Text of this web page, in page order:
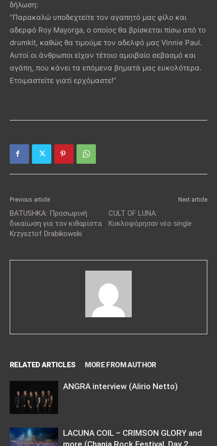
δήλωση:
“Παρακαλώ υποδεχτείτε τον αγαπητό μας φίλο και
αδερφό Roy Mayorga, ο οποίος θα βρίσκεται πίσω από το
drumkit, καθώς θα τιμούμε τον αδελφό μας Vinnie Paul.
Αυτοί οι άνθρωποι είχαν τέτοιο αμοιβαίο σεβασμό και
αγάπη, που κάνει τα επόμενα βηματά μας ευκολότερα.
Ετοιμαστείτε γιατί ερχόμαστε!”
Previous article
BATUSHKA: Προσωρινή
δικαίωση για τον κιθαρίστα
Krzysztof Drabikowski
Next article
CULT OF LUNA:
Κυκλοφόρησαν νέο single
RELATED ARTICLES MORE FROM AUTHOR
ANGRA interview (Alirio Netto)
LACUNA COIL – CRIMSON GLORY and
more (Chania Rock Festival, Day 2,